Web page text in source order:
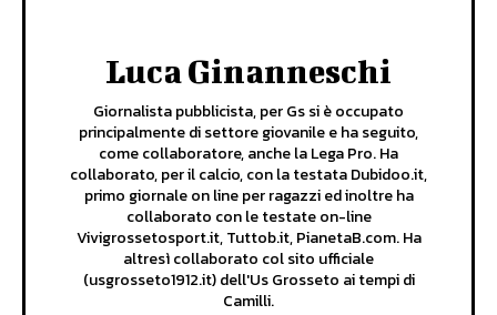
Luca Ginanneschi
Giornalista pubblicista, per Gs si è occupato
principalmente di settore giovanile e ha seguito,
come collaboratore, anche la Lega Pro. Ha
collaborato, per il calcio, con la testata Dubidoo.it,
primo giornale on line per ragazzi ed inoltre ha
collaborato con le testate on-line
Vivigrossetosport.it, Tuttob.it, PianetaB.com. Ha
altresì collaborato col sito ufficiale
(usgrosseto1912.it) dell'Us Grosseto ai tempi di
Camilli.